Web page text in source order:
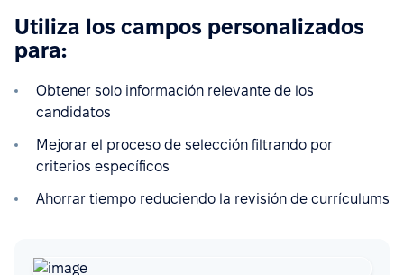
Utiliza los campos personalizados
para:
Obtener solo información relevante de los
candidatos
Mejorar el proceso de selección filtrando por
criterios específicos
Ahorrar tiempo reduciendo la revisión de currículums